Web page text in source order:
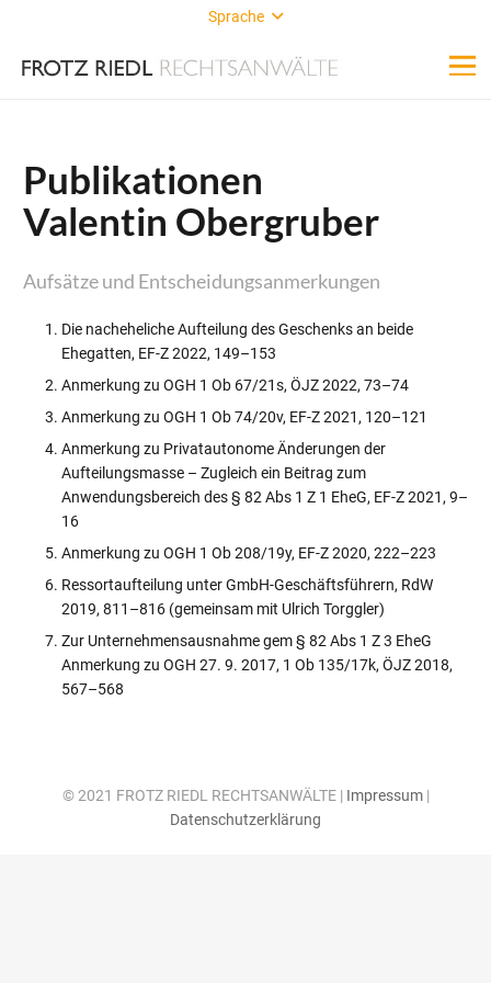
Sprache
Publikationen
Valentin Obergruber
Aufsätze und Entscheidungsanmerkungen
Die nacheheliche Aufteilung des Geschenks an beide
Ehegatten, EF-Z 2022, 149–153
Anmerkung zu OGH 1 Ob 67/21s, ÖJZ 2022, 73–74
Anmerkung zu OGH 1 Ob 74/20v, EF-Z 2021, 120–121
Anmerkung zu Privatautonome Änderungen der
Aufteilungsmasse – Zugleich ein Beitrag zum
Anwendungsbereich des § 82 Abs 1 Z 1 EheG, EF-Z 2021, 9–
16
Anmerkung zu OGH 1 Ob 208/19y, EF-Z 2020, 222–223
Ressortaufteilung unter GmbH-Geschäftsführern, RdW
2019, 811–816 (gemeinsam mit Ulrich Torggler)
Zur Unternehmensausnahme gem § 82 Abs 1 Z 3 EheG
Anmerkung zu OGH 27. 9. 2017, 1 Ob 135/17k, ÖJZ 2018,
567–568
© 2021 FROTZ RIEDL RECHTSANWÄLTE | Impressum|
Datenschutzerklärung